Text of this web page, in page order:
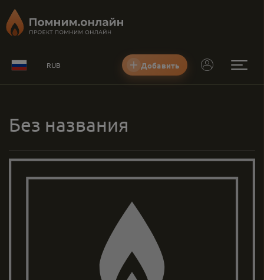
RUB Добавить
Без названия